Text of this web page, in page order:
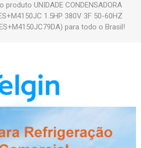
produto UNIDADE CONDENSADORA
1.5HP 380V 3F 50-60HZ
para todo o Brasil!